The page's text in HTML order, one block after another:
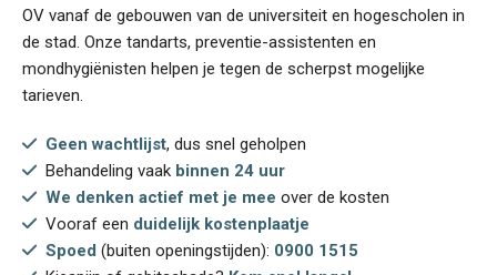
OV vanaf de gebouwen van de universiteit en hogescholen in
de stad. Onze tandarts, preventie-assistenten en
mondhygiënisten helpen je tegen de scherpst mogelijke
tarieven.
Geen wachtlijst, dus snel geholpen
Behandeling vaak binnen 24 uur
We denken actief met je mee over de kosten
Vooraf een duidelijk kostenplaatje
Spoed (buiten openingstijden): 0900 1515